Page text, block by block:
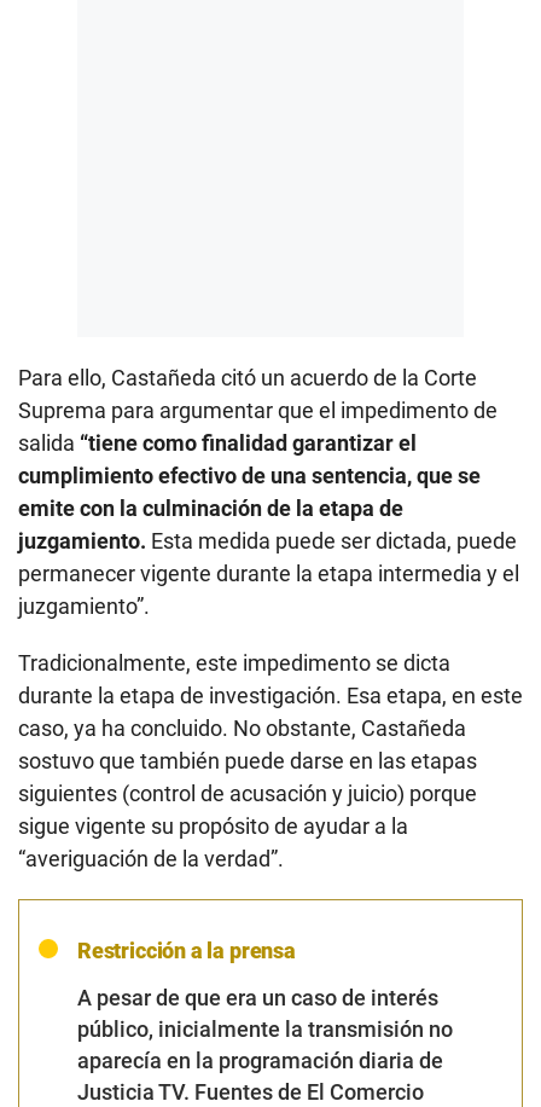
Para ello, Castañeda citó un acuerdo de la Corte
Suprema para argumentar que el impedimento de
salida “tiene como finalidad garantizar el
cumplimiento efectivo de una sentencia, que se
emite con la culminación de la etapa de
juzgamiento. Esta medida puede ser dictada, puede
permanecer vigente durante la etapa intermedia y el
juzgamiento”.
Tradicionalmente, este impedimento se dicta
durante la etapa de investigación. Esa etapa, en este
caso, ya ha concluido. No obstante, Castañeda
sostuvo que también puede darse en las etapas
siguientes (control de acusación y juicio) porque
sigue vigente su propósito de ayudar a la
“averiguación de la verdad”.
Restricción a la prensa
A pesar de que era un caso de interés
público, inicialmente la transmisión no
aparecía en la programación diaria de
Justicia TV. Fuentes de El Comercio